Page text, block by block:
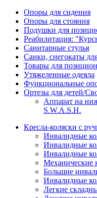
Опоры для сидения
Опоры для стояния
Подушки для
Реабилитация:
Санитарные стулья
Санки, снегокаты
Товары для
Утяжеленные одеяла
Функциональные
Ортезы для детей/
Аппарат на
S.W.A.S.H.
Кресла-коляски с
Инвалидные
Инвалидные
Инвалидные
Механические
Большие
Инвалидные
Легкие